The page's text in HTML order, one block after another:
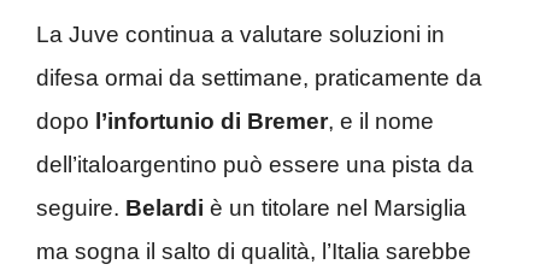
La Juve continua a valutare soluzioni in
difesa ormai da settimane, praticamente da
dopo l’infortunio di Bremer, e il nome
dell’italoargentino può essere una pista da
seguire. Belardi è un titolare nel Marsiglia
ma sogna il salto di qualità, l’Italia sarebbe